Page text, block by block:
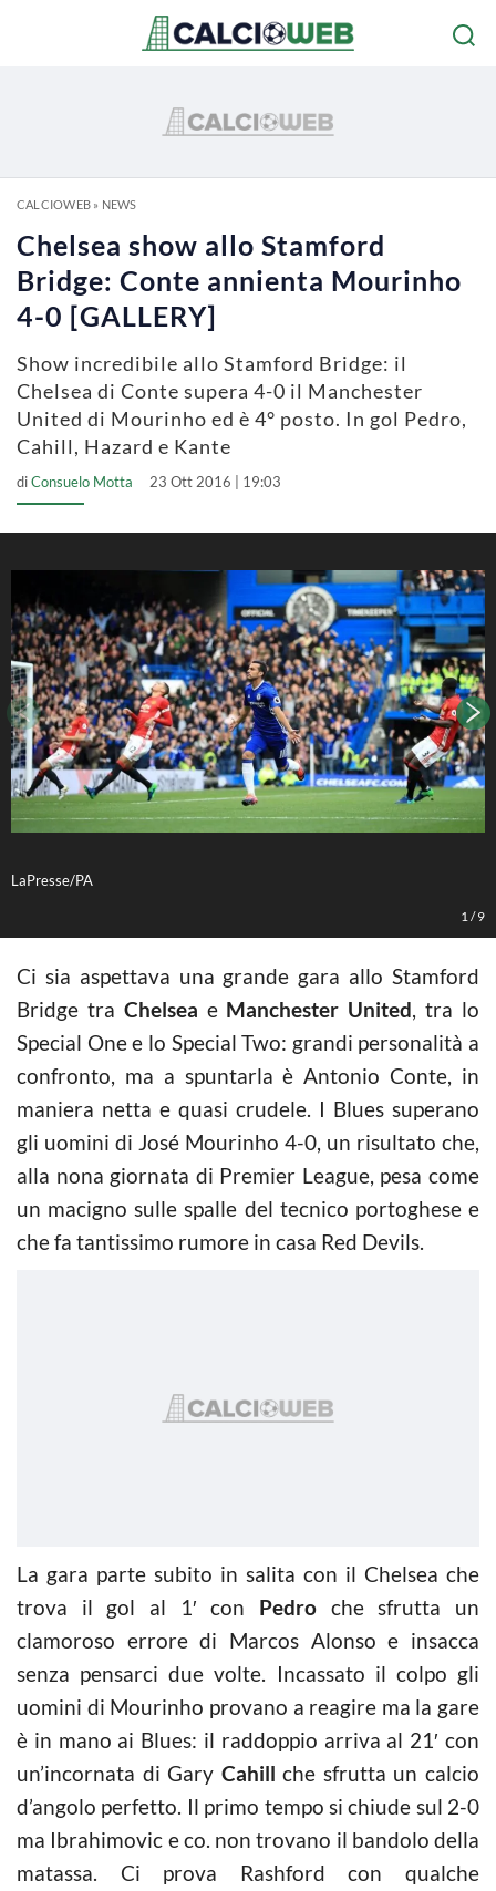
CALCIOWEB» NEWS
Chelsea show allo Stamford
Bridge: Conte annienta Mourinho
4-0 [GALLERY]
Show incredibile allo Stamford Bridge: il
Chelsea di Conte supera 4-0 il Manchester
United di Mourinho ed è 4° posto. In gol Pedro,
Cahill, Hazard e Kante
diConsuelo Motta 23 Ott 2016 | 19:03
LaPresse/PA
1 /9
Ci sia aspettava una grande gara allo Stamford
Bridge tra Chelsea e Manchester United, tra lo
Special One e lo Special Two: grandi personalità a
confronto, ma a spuntarla è Antonio Conte, in
maniera netta e quasi crudele. I Blues superano
gli uomini di José Mourinho 4-0, un risultato che,
alla nona giornata di Premier League, pesa come
un macigno sulle spalle del tecnico portoghese e
che fa tantissimo rumore in casa Red Devils.
La gara parte subito in salita con il Chelsea che
trova il gol al 1′ con Pedro che sfrutta un
clamoroso errore di Marcos Alonso e insacca
senza pensarci due volte. Incassato il colpo gli
uomini di Mourinho provano a reagire ma la gare
è in mano ai Blues: il raddoppio arriva al 21′ con
un’incornata di Gary Cahill che sfrutta un calcio
d’angolo perfetto. Il primo tempo si chiude sul 2-0
ma Ibrahimovic e co. non trovano il bandolo della
matassa. Ci prova Rashford con qualche